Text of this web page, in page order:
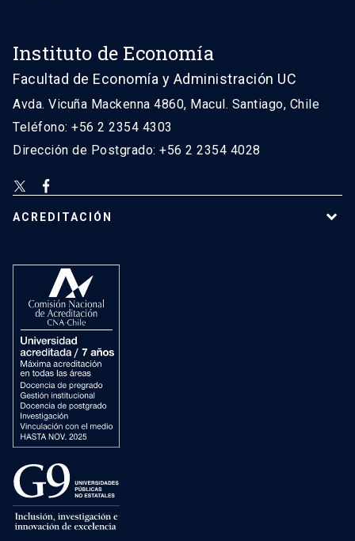
Instituto de Economía
Facultad de Economía y Administración UC
Avda. Vicuña Mackenna 4860, Macul. Santiago, Chile
Teléfono: +56 2 2354 4303
Dirección de Postgrado: +56 2 2354 4028
ACREDITACIÓN